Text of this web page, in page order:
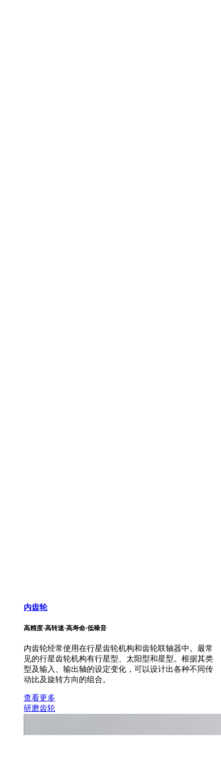
内齿轮
高精度·高转速·高寿命·低噪音
内齿轮经常使用在行星齿轮机构和齿轮联轴器中。最常
见的行星齿轮机构有行星型、太阳型和星型。根据其类
型及输入、输出轴的设定变化，可以设计出各种不同传
动比及旋转方向的组合。
查看更多
研磨齿轮